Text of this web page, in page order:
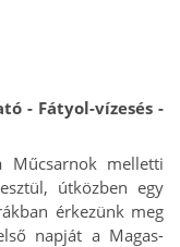
Műcsarnok melletti
útközben egy
érkezünk meg
napját a Magas-